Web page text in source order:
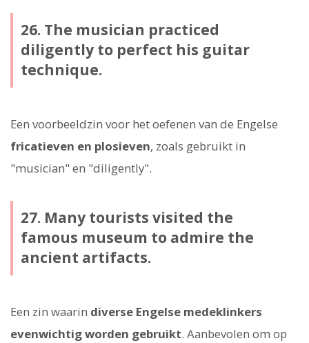
26. The musician practiced
diligently to perfect his guitar
technique.
Een voorbeeldzin voor het oefenen van de Engelse
fricatieven en plosieven, zoals gebruikt in
"musician" en "diligently".
27. Many tourists visited the
famous museum to admire the
ancient artifacts.
Een zin waarin diverse Engelse medeklinkers
evenwichtig worden gebruikt. Aanbevolen om op